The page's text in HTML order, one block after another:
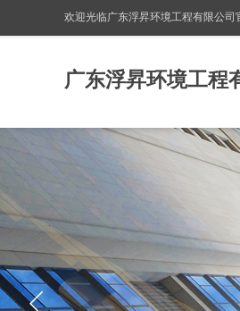
欢迎光临广东浮昇环境工程有限公司
广东浮昇环境工程